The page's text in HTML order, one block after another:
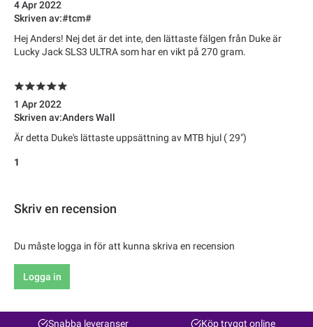
Hej Anders! Nej det är det inte, den lättaste fälgen från Duke är
Lucky Jack SLS3 ULTRA som har en vikt på 270 gram.
Skriven av:#tcm#
4 Apr 2022
Är detta Duke's lättaste uppsättning av MTB hjul ( 29")
Skriven av:Anders Wall
1 Apr 2022
1
Skriv en recension
Du måste logga in för att kunna skriva en recension
Logga in
Snabba leveranser Köp tryggt online